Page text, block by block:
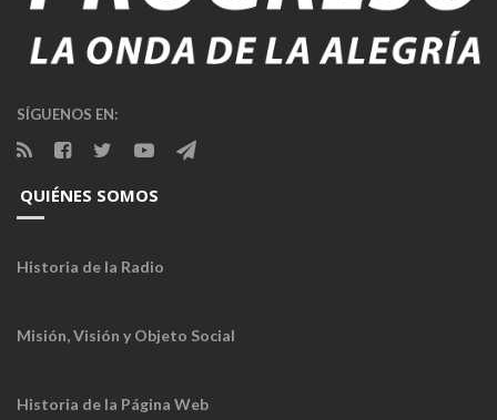
SÍGUENOS EN:
QUIÉNES SOMOS
Historia de la Radio
Misión, Visión y Objeto Social
Historia de la Página Web